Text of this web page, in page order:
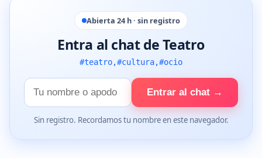
Abierta 24 h · sin registro
Entra al chat de Teatro
#teatro,#cultura,#ocio
Tu
nombre
Entrar al chat →
Sin registro. Recordamos tu nombre en este navegador.